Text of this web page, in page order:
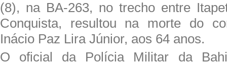
(8), na BA-263, no trecho entre
Conquista, resultou na morte do
Inácio Paz Lira Júnior, aos 64 anos.
O oficial da Polícia Militar da